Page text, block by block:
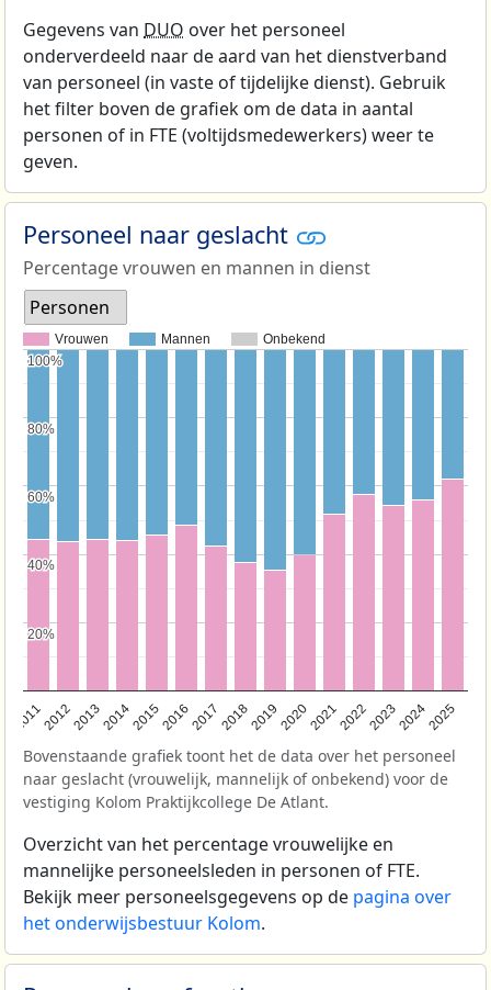
Gegevens van DUO over het personeel
onderverdeeld naar de aard van het dienstverband
van personeel (in vaste of tijdelijke dienst). Gebruik
het filter boven de grafiek om de data in aantal
personen of in FTE (voltijdsmedewerkers) weer te
geven.
Personeel naar geslacht
Percentage vrouwen en mannen in dienst
Personen
Vrouwen Mannen Onbekend
201120122013201420152016201720182019202020212022202320242025
20%
20%
40%
40%
60%
60%
80%
80%
100%
100%
Bovenstaande grafiek toont het de data over het personeel
naar geslacht (vrouwelijk, mannelijk of onbekend) voor de
vestiging Kolom Praktijkcollege De Atlant.
Overzicht van het percentage vrouwelijke en
mannelijke personeelsleden in personen of FTE.
Bekijk meer personeelsgegevens op de pagina over
het onderwijsbestuur Kolom.